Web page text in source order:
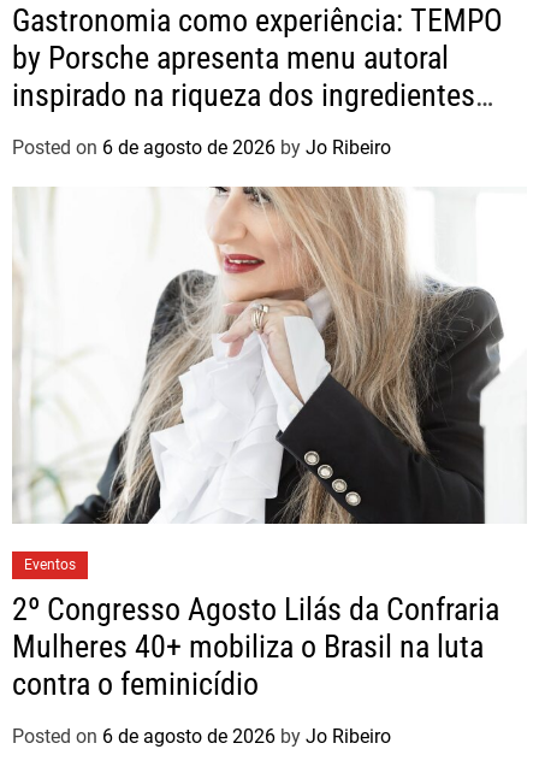
Gastronomia como experiência: TEMPO
by Porsche apresenta menu autoral
inspirado na riqueza dos ingredientes
brasileiros
Posted on 6 de agosto de 2026 by Jo Ribeiro
Eventos
2º Congresso Agosto Lilás da Confraria
Mulheres 40+ mobiliza o Brasil na luta
contra o feminicídio
Posted on 6 de agosto de 2026 by Jo Ribeiro